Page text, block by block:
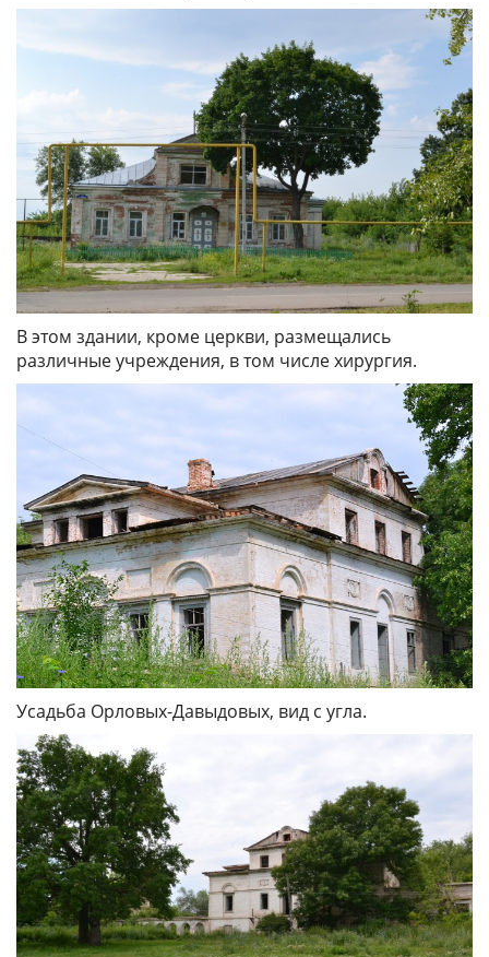
В этом здании, кроме церкви, размещались
различные учреждения, в том числе хирургия.
Усадьба Орловых-Давыдовых, вид с угла.